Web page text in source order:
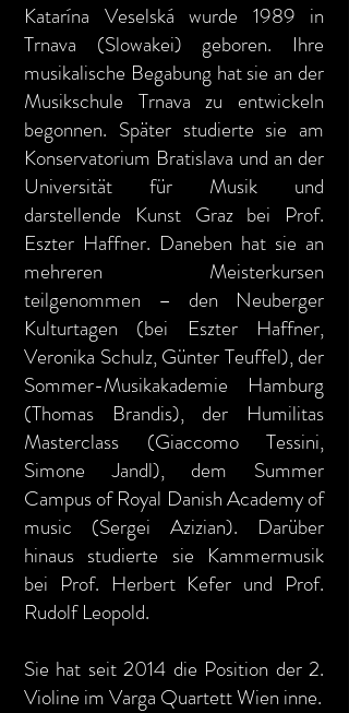
Katarína Veselská wurde 1989 in
Trnava (Slowakei) geboren. Ihre
musikalische Begabung hat sie an der
Musikschule Trnava zu entwickeln
begonnen. Später studierte sie am
Konservatorium Bratislava und an der
Universität für Musik und
darstellende Kunst Graz bei Prof.
Eszter Haffner. Daneben hat sie an
mehreren Meisterkursen
teilgenommen – den Neuberger
Kulturtagen (bei Eszter Haffner,
Veronika Schulz, Günter Teuffel), der
Sommer-Musikakademie Hamburg
(Thomas Brandis), der Humilitas
Masterclass (Giaccomo Tessini,
Simone Jandl), dem Summer
Campus of Royal Danish Academy of
music (Sergei Azizian). Darüber
hinaus studierte sie Kammermusik
bei Prof. Herbert Kefer und Prof.
Rudolf Leopold.
Sie hat seit 2014 die Position der 2.
Violine im Varga Quartett Wien inne.